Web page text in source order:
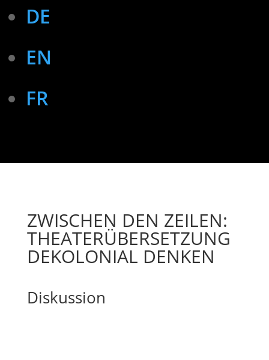
DE
EN
FR
ZWISCHEN DEN ZEILEN:
THEATER­ÜBER­SETZUNG
DEKOLONIAL DENKEN
Diskussion